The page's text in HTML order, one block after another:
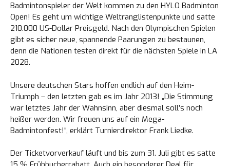
Badmintonspieler der Welt kommen zu den HYLO Badminton
Open! Es geht um wichtige Weltranglistenpunkte und satte
210.000 US-Dollar Preisgeld. Nach den Olympischen Spielen
gibt es sicher neue, spannende Paarungen zu bestaunen,
denn die Nationen testen direkt für die nächsten Spiele in LA
2028.
Unsere deutschen Stars hoffen endlich auf den Heim-
Triumph – den letzten gab es im Jahr 2013! „Die Stimmung
war letztes Jahr der Wahnsinn, aber diesmal soll’s noch
heißer werden. Wir freuen uns auf ein Mega-
Badmintonfest!“, erklärt Turnierdirektor Frank Liedke.
Der Ticketvorverkauf läuft und bis zum 31. Juli gibt es satte